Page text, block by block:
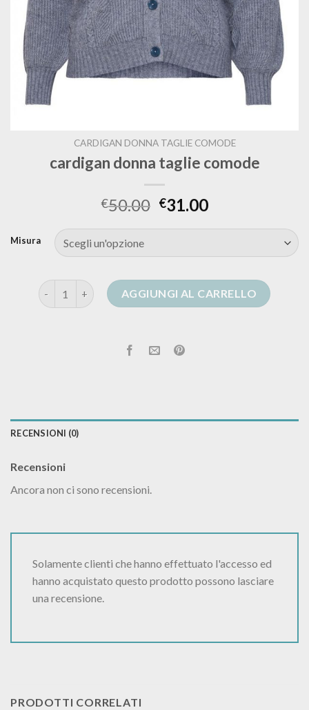
CARDIGAN DONNA TAGLIE COMODE
cardigan donna taglie comode
€50.00 €31.00
Misura
cardigan donna taglie comode quantità
AGGIUNGI AL CARRELLO
RECENSIONI (0)
Recensioni
Ancora non ci sono recensioni.
Solamente clienti che hanno effettuato l'accesso ed
hanno acquistato questo prodotto possono lasciare
una recensione.
PRODOTTI CORRELATI